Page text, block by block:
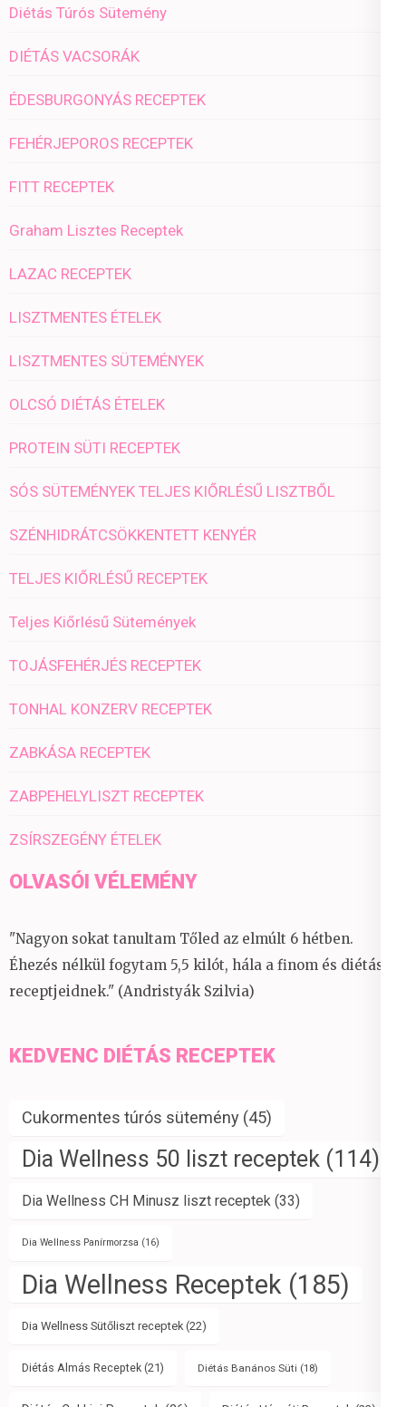
Diétás Túrós Sütemény
DIÉTÁS VACSORÁK
ÉDESBURGONYÁS RECEPTEK
FEHÉRJEPOROS RECEPTEK
FITT RECEPTEK
Graham Lisztes Receptek
LAZAC RECEPTEK
LISZTMENTES ÉTELEK
LISZTMENTES SÜTEMÉNYEK
OLCSÓ DIÉTÁS ÉTELEK
PROTEIN SÜTI RECEPTEK
SÓS SÜTEMÉNYEK TELJES KIŐRLÉSŰ LISZTBŐL
SZÉNHIDRÁTCSÖKKENTETT KENYÉR
TELJES KIŐRLÉSŰ RECEPTEK
Teljes Kiőrlésű Sütemények
TOJÁSFEHÉRJÉS RECEPTEK
TONHAL KONZERV RECEPTEK
ZABKÁSA RECEPTEK
ZABPEHELYLISZT RECEPTEK
ZSÍRSZEGÉNY ÉTELEK
OLVASÓI VÉLEMÉNY
"Nagyon sokat tanultam Tőled az elmúlt 6 hétben.
Éhezés nélkül fogytam 5,5 kilót, hála a finom és diétás
receptjeidnek." (Andristyák Szilvia)
KEDVENC DIÉTÁS RECEPTEK
Cukormentes túrós sütemény (45)
Dia Wellness 50 liszt receptek (114)
Dia Wellness CH Minusz liszt receptek (33)
Dia Wellness Panírmorzsa (16)
Dia Wellness Receptek (185)
Dia Wellness Sütőliszt receptek (22)
Diétás Almás Receptek (21) Diétás Banános Süti (18)